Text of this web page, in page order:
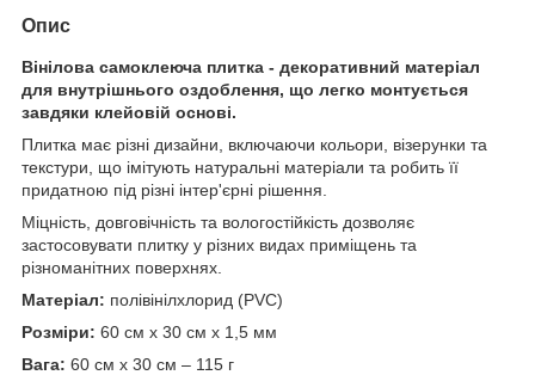
Опис
Вінілова самоклеюча плитка - декоративний матеріал
для внутрішнього оздоблення, що легко монтується
завдяки клейовій основі.
Плитка має різні дизайни, включаючи кольори, візерунки та
текстури, що імітують натуральні матеріали та робить її
придатною під різні інтер'єрні рішення.
Міцність, довговічність та вологостійкість дозволяє
застосовувати плитку у різних видах приміщень та
різноманітних поверхнях.
Матеріал: полівінілхлорид (PVC)
Розміри: 60 см х 30 см х 1,5 мм
Вага: 60 см х 30 см – 115 г